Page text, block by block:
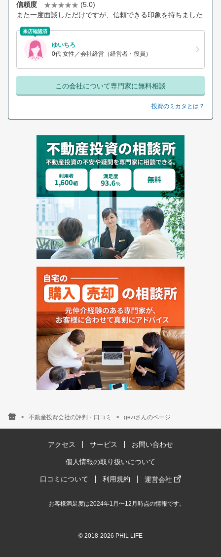
信頼度
(5.0)
また一度面談しただけですが、信頼できる印象を持ちました
来店確認済
ゆいちろ
0代 女性／会社経営（経営者・役員）
この会社について専門家に無料相談
投資のミカタとは？
不動産投資会社の評判・口コミ geziさんのページ
アクセス サービス お問い合わせ
個人情報の取り扱いについて
口コミについて 利用規約 運営会社
お客様満足度は2024年1月〜12月時点の情報です。
© 2018-2026 PHIL LIFE